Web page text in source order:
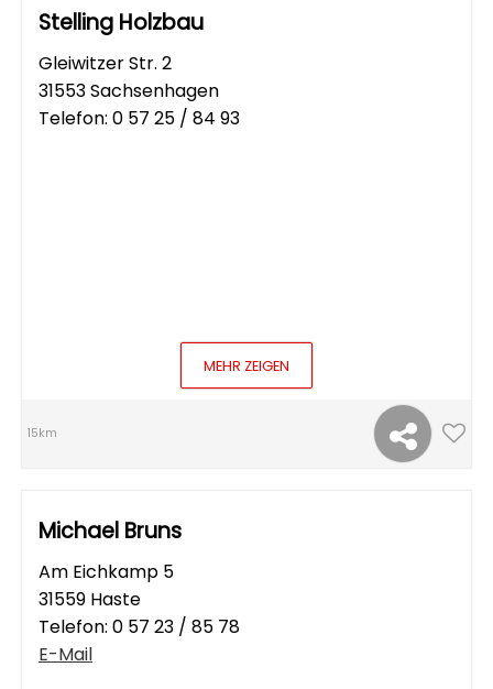
Stelling Holzbau
Gleiwitzer Str. 2
31553 Sachsenhagen
Telefon: 0 57 25 / 84 93
MEHR ZEIGEN
15km
Michael Bruns
Am Eichkamp 5
31559 Haste
Telefon: 0 57 23 / 85 78
E-Mail